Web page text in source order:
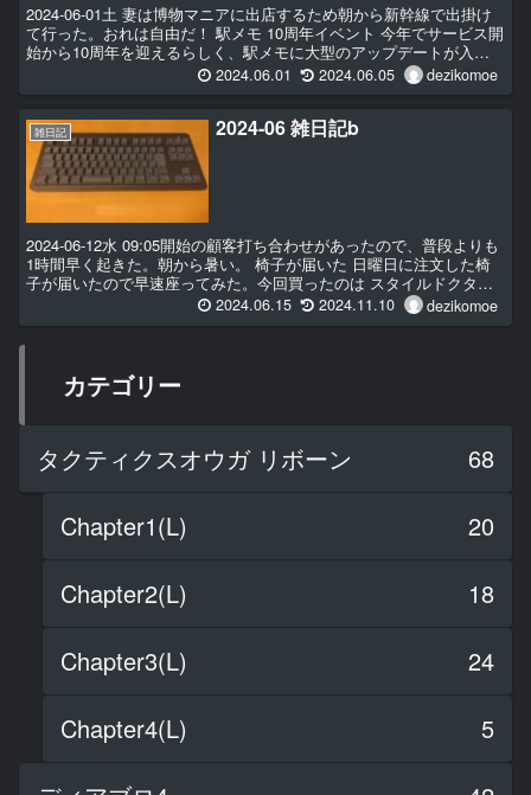
2024-06-01土 妻は博物マニアに出店するため朝から新幹線で出掛け
て行った。おれは自由だ！ 駅メモ 10周年イベント 今年でサービス開
始から10周年を迎えるらしく、駅メモに大型のアップデートが入っ
2024.06.01 2024.06.05 dezikomoe
雑日記 2024-06 雑日記b
2024-06-12水 09:05開始の顧客打ち合わせがあったので、普段よりも
1時間早く起きた。朝から暑い。 椅子が届いた 日曜日に注文した椅
子が届いたので早速座ってみた。今回買ったのは スタイルドクタ
2024.06.15 2024.11.10 dezikomoe
カテゴリー
タクティクスオウガ リボーン
68
Chapter1(L)
20
Chapter2(L)
18
Chapter3(L)
24
Chapter4(L)
5